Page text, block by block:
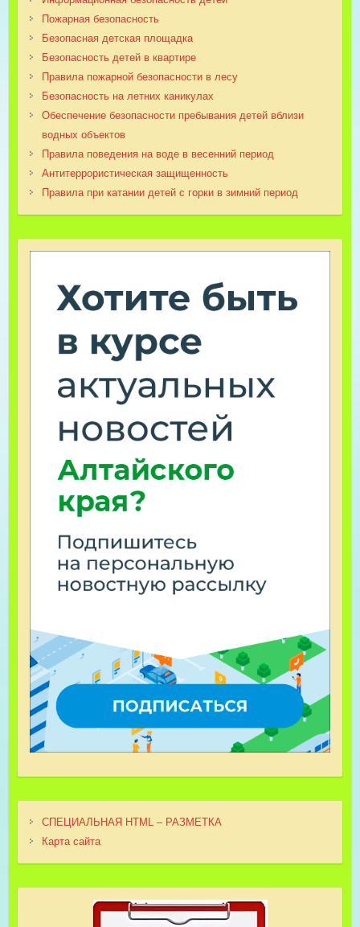
Пожарная безопасность
Безопасная детская площадка
Безопасность детей в квартире
Правила пожарной безопасности в лесу
Безопасность на летних каникулах
Обеспечение безопасности пребывания детей вблизи
водных объектов
Правила поведения на воде в весенний период
Антитеррористическая защищенность
Правила при катании детей с горки в зимний период
СПЕЦИАЛЬНАЯ HTML – РАЗМЕТКА
Карта сайта